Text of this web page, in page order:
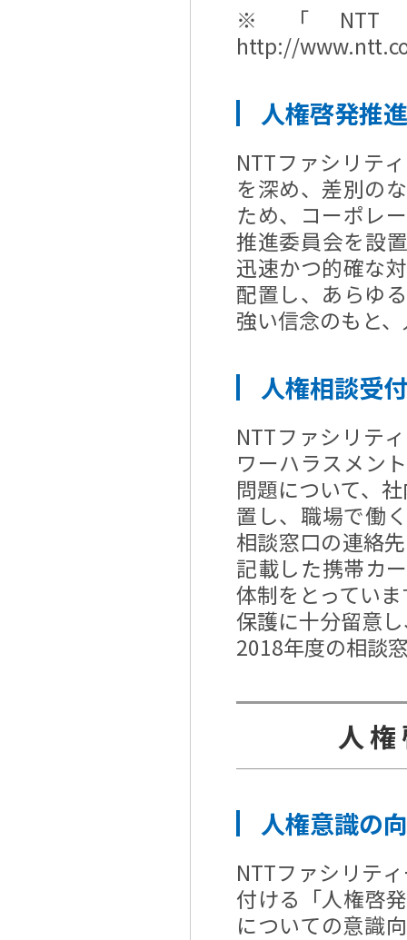
※「
http://
人権啓発推
NTTファシリテ
を深め、差別の
ため、コーポレ
推進委員会を設
迅速かつ的確な
配置し、あらゆ
強い信念のもと
人権相談受
NTTファシリテ
ワーハラスメン
問題について、
置し、職場で働
相談窓口の連絡
記載した携帯カ
体制をとってい
保護に十分留意
2018年度の相談
人
人権意識の
NTTファシリテ
付ける「人権啓
についての意識